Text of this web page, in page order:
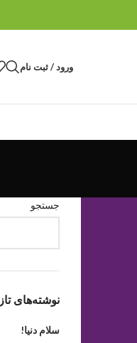
ورود / ثبت نام
جستجو
نوشته‌های
سلام دنیا!